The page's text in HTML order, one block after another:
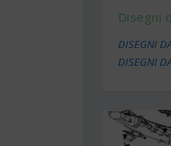
Disegni
DISEGNI
DISEGNI